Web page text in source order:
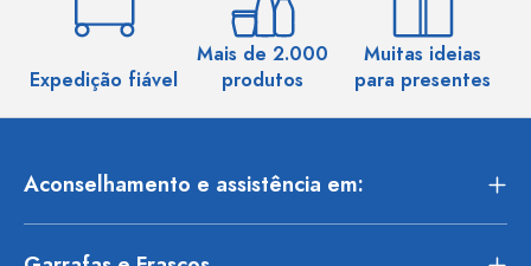
Expedição fiável
Mais de 2.000
produtos
Muitas ideias
para presentes
Aconselhamento e assistência em: